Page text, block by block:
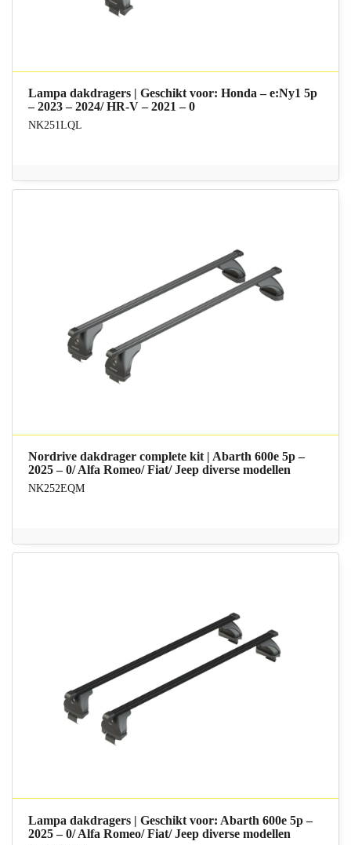
Lampa dakdragers | Geschikt voor: Honda – e:Ny1 5p
– 2023 – 2024/ HR-V – 2021 – 0
NK251LQL
Nordrive dakdrager complete kit | Abarth 600e 5p –
2025 – 0/ Alfa Romeo/ Fiat/ Jeep diverse modellen
NK252EQM
Lampa dakdragers | Geschikt voor: Abarth 600e 5p –
2025 – 0/ Alfa Romeo/ Fiat/ Jeep diverse modellen